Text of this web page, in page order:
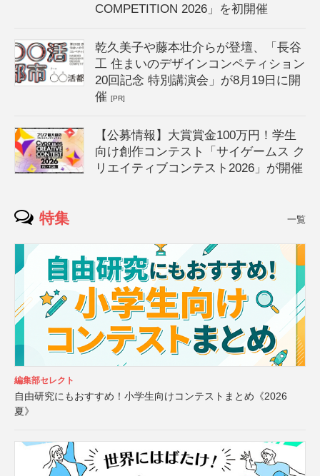
COMPETITION 2026」を初開催
乾久美子や藤本壮介らが登壇、「長谷
工 住まいのデザインコンペティション
20回記念 特別講演会」が8月19日に開
催[PR]
【公募情報】大賞賞金100万円！学生
向け創作コンテスト「サイゲームス ク
リエイティブコンテスト2026」が開催
特集 一覧
編集部セレクト
自由研究にもおすすめ！小学生向けコンテストまとめ《2026
夏》